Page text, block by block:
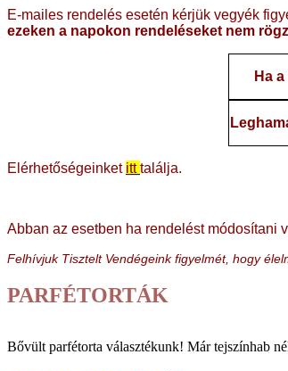
E-mailes rendelés esetén kérjük vegyék
ezeken a napokon rendeléseket nem
Ha
Elérhetőségeinket itttalálja.
Abban az esetben ha rendelést módosítani
Felhívjuk Tisztelt Vendégeink figyelmét, hogy
PARFÉTORTÁK
Bővült parfé­torta vá­lasz­tékunk! Már tej­szín­hab